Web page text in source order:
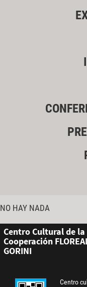
NO HAY NADA
Centro Cultural de la
Cooperación
GORINI
Centro